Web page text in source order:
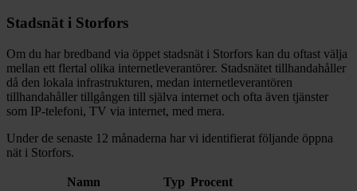
Stadsnät i Storfors
Om du har bredband via öppet stadsnät i Storfors kan du oftast välja
mellan ett flertal olika internetleverantörer. Stadsnätet tillhandahåller
då den lokala infrastrukturen, medan internetleverantören
tillhandahåller tillgången till själva internet och ofta även tjänster
som IP-telefoni, TV via internet, med mera.
Under de senaste 12 månaderna har vi identifierat följande öppna
nät i Storfors.
Namn Typ Procent